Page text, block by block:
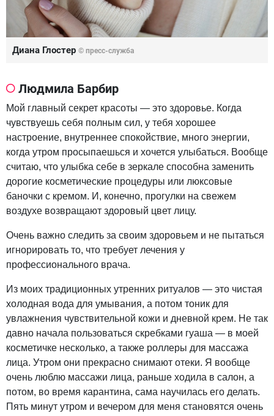
Диана Глостер © пресс-служба
Людмила Барбир
Мой главный секрет красоты — это здоровье. Когда
чувствуешь себя полным сил, у тебя хорошее
настроение, внутреннее спокойствие, много энергии,
когда утром просыпаешься и хочется улыбаться. Вообще
считаю, что улыбка себе в зеркале способна заменить
дорогие косметические процедуры или люксовые
баночки с кремом. И, конечно, прогулки на свежем
воздухе возвращают здоровый цвет лицу.
Очень важно следить за своим здоровьем и не пытаться
игнорировать то, что требует лечения у
профессионального врача.
Из моих традиционных утренних ритуалов — это чистая
холодная вода для умывания, а потом тоник для
увлажнения чувствительной кожи и дневной крем. Не так
давно начала пользоваться скребками гуаша — в моей
косметичке несколько, а также роллеры для массажа
лица. Утром они прекрасно снимают отеки. Я вообще
очень люблю массажи лица, раньше ходила в салон, а
потом, во время карантина, сама научилась его делать.
Пять минут утром и вечером для меня становятся очень